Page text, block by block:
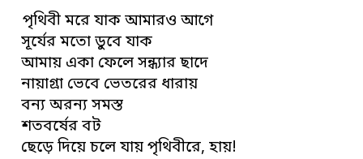
পৃথিবী মরে যাক আমারও আগে
সূর্যের মতো ডুবে যাক
আমায় একা ফেলে সন্ধ্যার ছাদে
নায়াগ্রা ভেবে ভেতরের ধারায়
বন্য অরন্য সমস্ত
শতবর্ষের বট
ছেড়ে দিয়ে চলে যায় পৃথিবীরে, হায়!